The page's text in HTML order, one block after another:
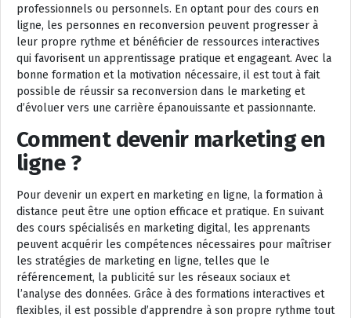
professionnels ou personnels. En optant pour des cours en
ligne, les personnes en reconversion peuvent progresser à
leur propre rythme et bénéficier de ressources interactives
qui favorisent un apprentissage pratique et engageant. Avec la
bonne formation et la motivation nécessaire, il est tout à fait
possible de réussir sa reconversion dans le marketing et
d’évoluer vers une carrière épanouissante et passionnante.
Comment devenir marketing en
ligne ?
Pour devenir un expert en marketing en ligne, la formation à
distance peut être une option efficace et pratique. En suivant
des cours spécialisés en marketing digital, les apprenants
peuvent acquérir les compétences nécessaires pour maîtriser
les stratégies de marketing en ligne, telles que le
référencement, la publicité sur les réseaux sociaux et
l’analyse des données. Grâce à des formations interactives et
flexibles, il est possible d’apprendre à son propre rythme tout